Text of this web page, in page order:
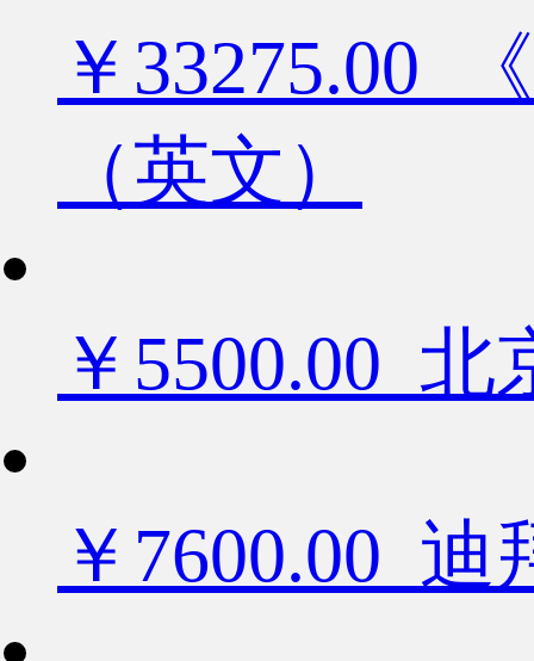
￥33275.00
（英文）
￥5500.00
￥7600.00